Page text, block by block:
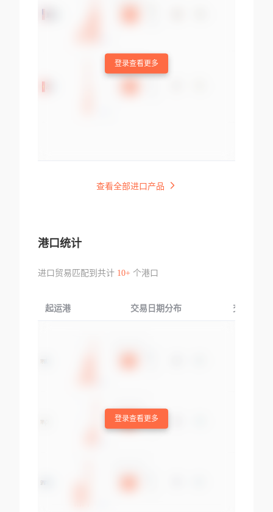
登录查看更多
查看全部进口产品
港口统计
进口贸易匹配到共计 10+个港口
起运港 交易日期分布 交易产品
登录查看更多